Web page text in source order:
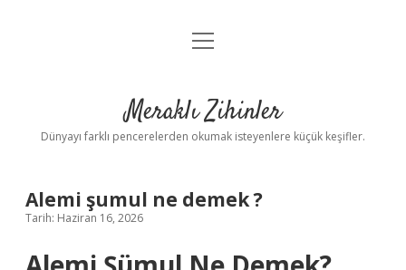
Anasayfa
Yasal Uyarı
menüyü
Meraklı Zihinler
Dünyayı farklı pencerelerden okumak isteyenlere küçük keşifler.
Alemi şumul ne demek ?
Tarih: Haziran 16, 2026